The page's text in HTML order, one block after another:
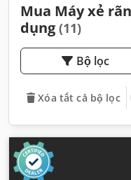
Mua Máy xẻ
dụng (11)
Bộ lọc
Xóa tất cả bộ lọc